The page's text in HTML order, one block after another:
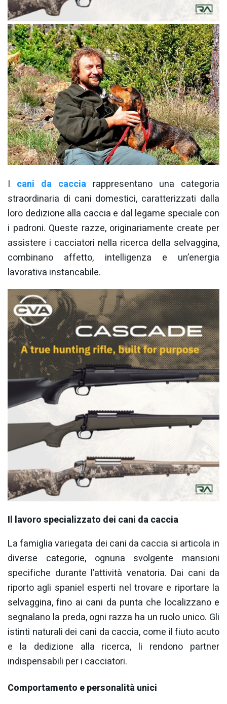
I cani da caccia rappresentano una categoria
straordinaria di cani domestici, caratterizzati dalla
loro dedizione alla caccia e dal legame speciale con
i padroni. Queste razze, originariamente create per
assistere i cacciatori nella ricerca della selvaggina,
combinano affetto, intelligenza e un’energia
lavorativa instancabile.
Il lavoro specializzato dei cani da caccia
La famiglia variegata dei cani da caccia si articola in
diverse categorie, ognuna svolgente mansioni
specifiche durante l’attività venatoria. Dai cani da
riporto agli spaniel esperti nel trovare e riportare la
selvaggina, fino ai cani da punta che localizzano e
segnalano la preda, ogni razza ha un ruolo unico. Gli
istinti naturali dei cani da caccia, come il fiuto acuto
e la dedizione alla ricerca, li rendono partner
indispensabili per i cacciatori.
Comportamento e personalità unici